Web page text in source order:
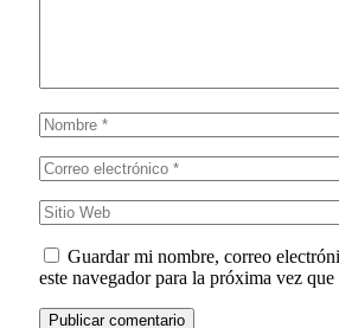
Guardar mi nombre, correo
este navegador para la próxima vez que